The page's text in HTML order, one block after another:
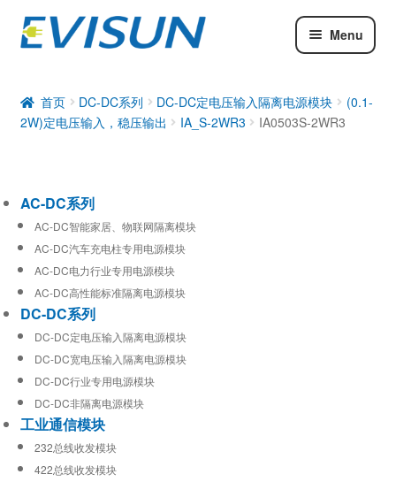
Menu
DC-DC系列
工业通信模块
首页 DC-DC系列 DC-DC定电压输入隔离电源模块
(0.1-
2W)定电压输入，稳压输出
IA_S-2WR3 IA0503S-2WR3
AC-DC系列
AC-DC智能家居、物联网隔离模块
AC-DC汽车充电柱专用电源模块
AC-DC电力行业专用电源模块
AC-DC高性能标准隔离电源模块
DC-DC系列
DC-DC定电压输入隔离电源模块
DC-DC宽电压输入隔离电源模块
DC-DC行业专用电源模块
DC-DC非隔离电源模块
工业通信模块
232总线收发模块
422总线收发模块